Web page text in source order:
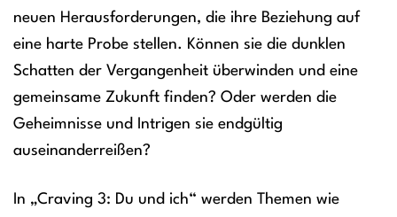
neuen Herausforderungen, die ihre Beziehung auf
eine harte Probe stellen. Können sie die dunklen
Schatten der Vergangenheit überwinden und eine
gemeinsame Zukunft finden? Oder werden die
Geheimnisse und Intrigen sie endgültig
auseinanderreißen?
In „Craving 3: Du und ich“ werden Themen wie